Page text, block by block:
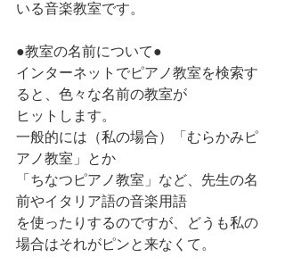
いる音楽教室です。
●教室の名前について●
インターネットでピアノ教室を検索す
ると、色々な名前の教室が
ヒットします。
一般的には（私の場合）「むらかみピ
アノ教室」とか
「ちなつピアノ教室」など、先生の名
前やイタリア語の音楽用語
を使ったりするのですが、どうも私の
場合はそれがピンと来なくて。